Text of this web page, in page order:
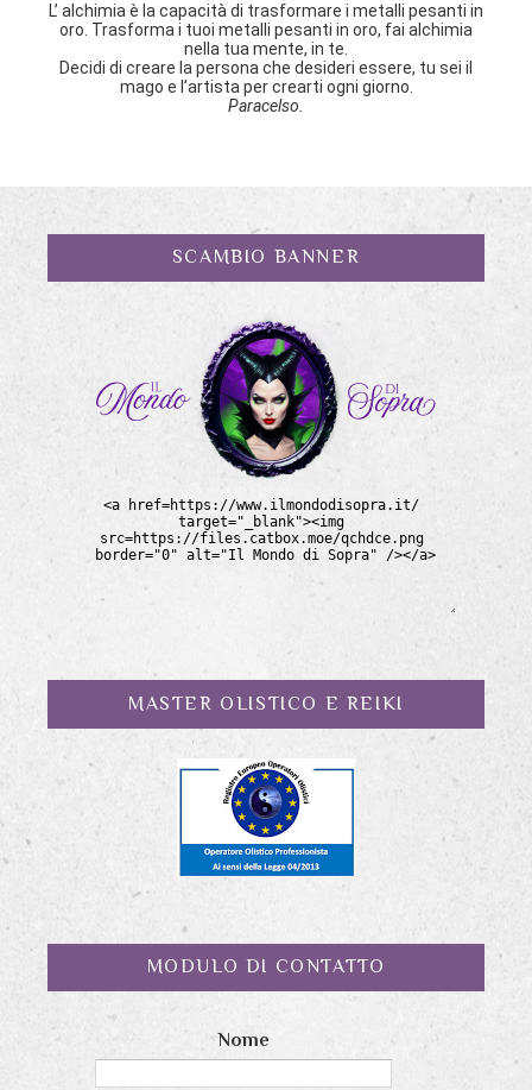
L’ alchimia è la capacità di trasformare i metalli pesanti in
oro. Trasforma i tuoi metalli pesanti in oro, fai alchimia
nella tua mente, in te.
Decidi di creare la persona che desideri essere, tu sei il
mago e l’artista per crearti ogni giorno.
Paracelso.
SCAMBIO BANNER
MASTER OLISTICO E REIKI
MODULO DI CONTATTO
Nome